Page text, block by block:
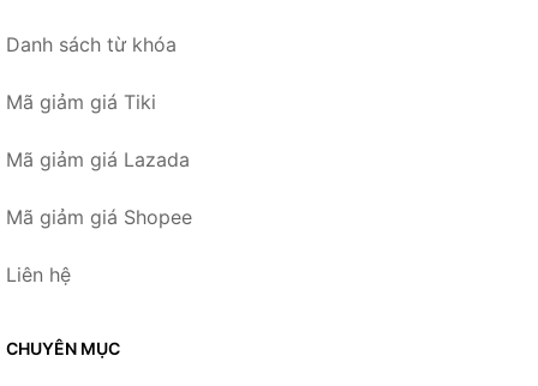
Danh sách từ khóa
Mã giảm giá Tiki
Mã giảm giá Lazada
Mã giảm giá Shopee
Liên hệ
CHUYÊN MỤC